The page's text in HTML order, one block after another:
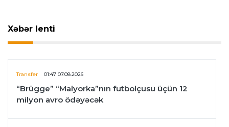
Xəbər lenti
Transfer 01:47 07.08.2026
“Brügge” “Malyorka”nın futbolçusu üçün 12
milyon avro ödəyəcək